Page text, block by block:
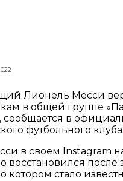
Лионель Месси
в общей группе
в
футбольного клуба.
в своем Instagram
восстановился после
о котором стало